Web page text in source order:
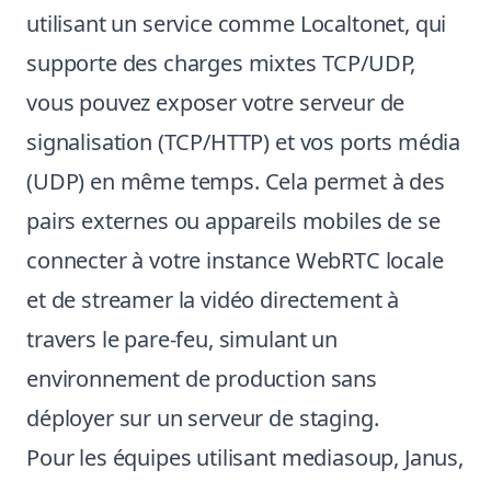
utilisant un service comme Localtonet, qui
supporte des charges mixtes TCP/UDP,
vous pouvez exposer votre serveur de
signalisation (TCP/HTTP) et vos ports média
(UDP) en même temps. Cela permet à des
pairs externes ou appareils mobiles de se
connecter à votre instance WebRTC locale
et de streamer la vidéo directement à
travers le pare-feu, simulant un
environnement de production sans
déployer sur un serveur de staging.
Pour les équipes utilisant mediasoup, Janus,